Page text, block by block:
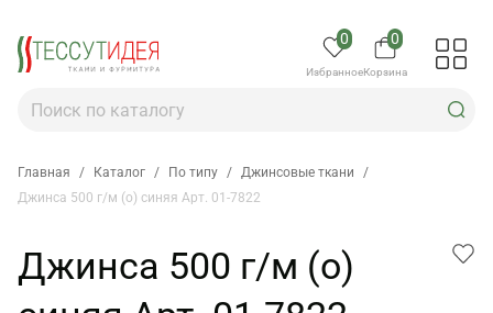
0
Избранное
0
Корзина
Главная / Каталог / По типу / Джинсовые ткани
/
Джинса 500 г/м (о) синяя Арт. 01-7822
Джинса 500 г/м (о)